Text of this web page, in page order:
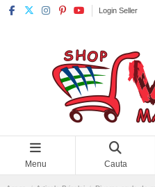
Login Seller
Menu Cauta